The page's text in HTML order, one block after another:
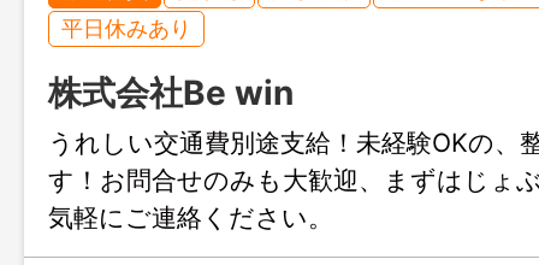
平日休みあり
株式会社Be win
うれしい交通費別途支給！未経験OKの、
す！お問合せのみも大歓迎、まずはじょ
気軽にご連絡ください。